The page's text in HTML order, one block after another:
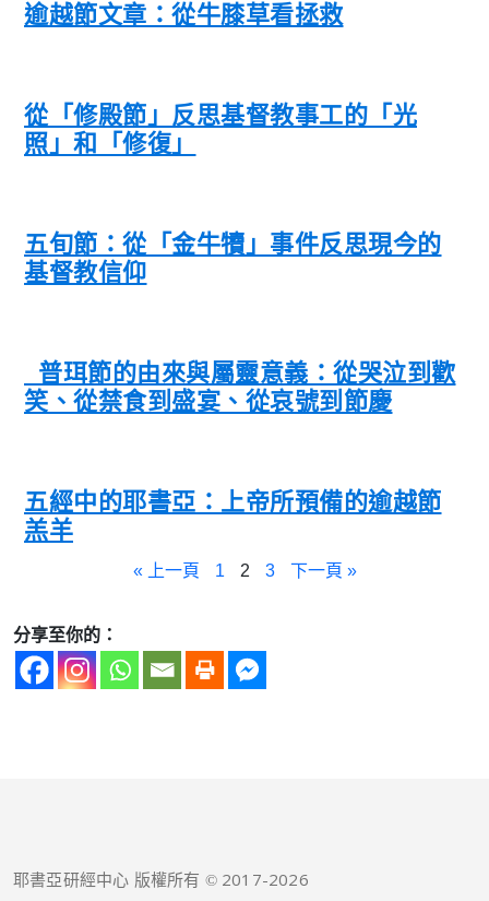
逾越節文章：從牛膝草看拯救
從「修殿節」反思基督教事工的「光
照」和「修復」
五旬節：從「金牛犢」事件反思現今的
基督教信仰
普珥節的由來與屬靈意義：從哭泣到歡
笑、從禁食到盛宴、從哀號到節慶
五經中的耶書亞：上帝所預備的逾越節
羔羊
« 上一頁 1 2 3 下一頁 »
分享至你的：
耶書亞研經中心 版權所有 © 2017-2026